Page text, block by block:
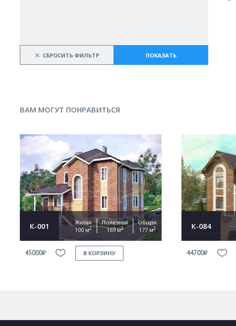
× СБРОСИТЬ ФИЛЬТР ПОКАЗАТЬ
ВАМ МОГУТ ПОНРАВИТЬСЯ
К-001
Жилая
100 м2
Полезная
169 м2
Общая
177 м2
45000₽ В КОРЗИНУ
К-084
44700₽